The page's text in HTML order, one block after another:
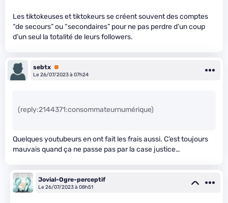
Les tiktokeuses et tiktokeurs se créent souvent des comptes
“de secours” ou “secondaires” pour ne pas perdre d’un coup
d’un seul la totalité de leurs followers.
sebtx Premium
Le 26/07/2023 à 07h24
(reply:2144371:consommateurnumérique)
Quelques youtubeurs en ont fait les frais aussi. C’est toujours
mauvais quand ça ne passe pas par la case justice…
Jovial-Ogre-perceptif
Le 26/07/2023 à 08h51